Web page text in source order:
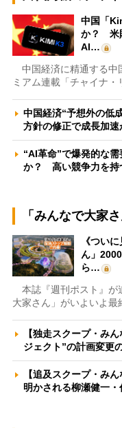
中国「
か？ 米
AI…
中国経済に精通する中
ミアム連載「チャイナ・
中国経済“予想外の低
方針の修正で成長加
“AI革命”で爆発的な
か？ 高い競争力を持
「みんなで大家
《つい
ん」
ら…
本誌『週刊ポスト』が
大家さん」がいよいよ最
【独走スクープ・み
ジェクト”の計画変更
【追及スクープ・み
明かされる柳瀬健一